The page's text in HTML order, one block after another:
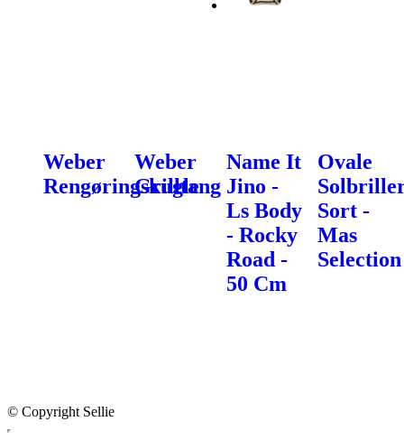
Weber
Rengøringskugle
Weber
Grilltang
Name It
Jino -
Ls Body
- Rocky
Road -
50 Cm
Ovale
Sort -
Mas
Selection
© Copyright Sellie